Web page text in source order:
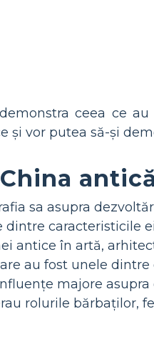
ceea ce
și vor putea să-și
sa asupra
dintre caracteristicile
antice în artă,
au fost unele dintre
majore
rolurile